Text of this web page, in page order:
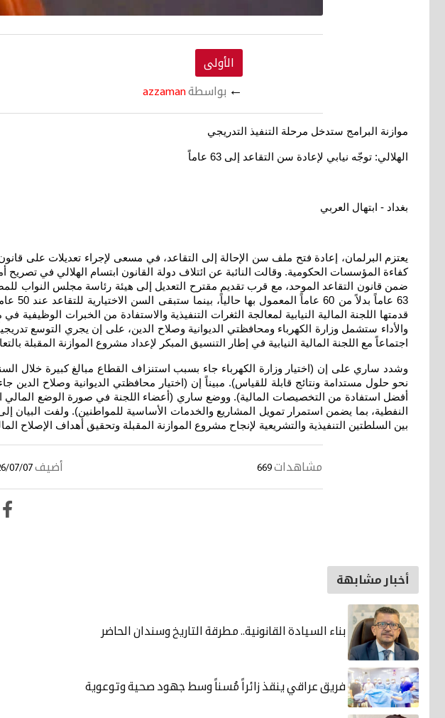
الأولى
← بواسطةazzaman
موازنة البرامج ستدخل مرحلة التنفيذ التدريجي
الهلالي: توجّه نيابي لإعادة سن التقاعد إلى 63 عاماً
بغداد - ابتهال العربي
يعتزم البرلمان، إعادة فتح ملف سن الإحالة إلى التقاعد، في مسعى لإجراء تعديلات على
كفاءة المؤسسات الحكومية. وقالت النائبة عن ائتلاف دولة القانون ابتسام الهلالي في تصريح
ضمن قانون التقاعد الموحد، مع قرب تقديم مقترح التعديل إلى هيئة رئاسة مجلس النواب
قدمتها اللجنة المالية النيابية لمعالجة الثغرات التنفيذية والاستفادة من الخبرات
والأداء ستشمل وزارة الكهرباء ومحافظتي الديوانية وصلاح الدين، على إن يجري التوسع
اجتماعاً مع اللجنة المالية النيابية في إطار التنسيق المبكر لإعداد مشروع الموازنة المقبلة
وشدد ساري على إن (اختيار وزارة الكهرباء جاء بسبب استنزاف القطاع مبالغ كبيرة خلال
نحو حلول مستدامة ونتائج قابلة للقياس). مبيناً إن (اختيار محافظتي الديوانية وصلاح الدين
أفضل استفادة من التخصيصات المالية). ووضع ساري (أعضاء اللجنة في صورة الوضع المالي
النفطية، بما يضمن استمرار تمويل المشاريع والخدمات الأساسية للمواطنين). ولفت البيان
بين السلطتين التنفيذية والتشريعية لإنجاح مشروع الموازنة المقبلة وتحقيق أهداف الإصلاح
مشاهدات 669 أضيف 07 - 5:39 PM
أخبار مشابهة
بناء السيادة القانونية.. مطرقة التاريخ وسندان الحاضر
فريق عراقي ينقذ زائراً مُسناً وسط جهود صحية وتوعوية